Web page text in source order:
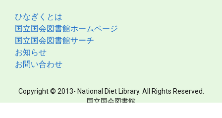
ひなぎくとは
国立国会図書館ホームページ
国立国会図書館サーチ
お知らせ
お問い合わせ
Copyright © 2013- National Diet Library. All Rights Reserved.